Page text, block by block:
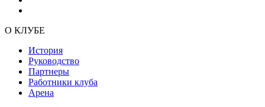
О КЛУБЕ
История
Руководство
Партнеры
Работники клуба
Арена